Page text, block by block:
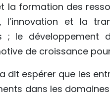
la formation des
l’innovation et la
le développement
de croissance
dit espérer que les
dans les